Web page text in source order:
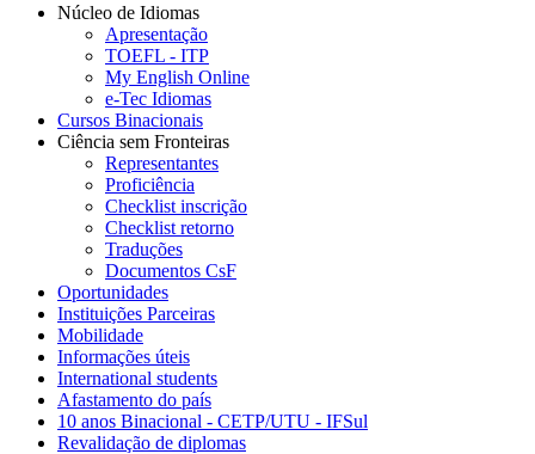
Núcleo de Idiomas
Apresentação
TOEFL - ITP
My English Online
e-Tec Idiomas
Cursos Binacionais
Ciência sem Fronteiras
Representantes
Proficiência
Checklist inscrição
Checklist retorno
Traduções
Documentos CsF
Oportunidades
Instituições Parceiras
Mobilidade
Informações úteis
International students
Afastamento do país
10 anos Binacional - CETP/UTU - IFSul
Revalidação de diplomas